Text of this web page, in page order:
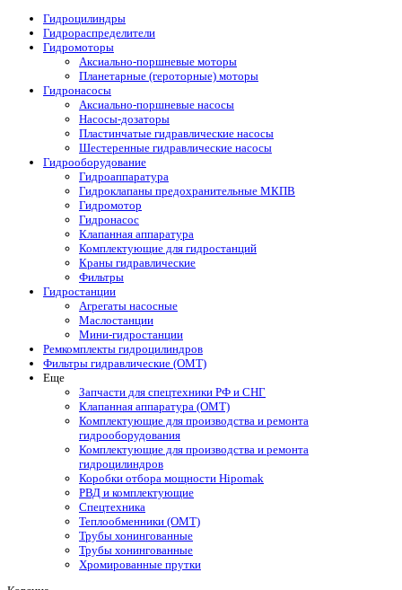
Гидроцилиндры
Гидрораспределители
Гидромоторы
Аксиально-поршневые моторы
Планетарные (героторные) моторы
Гидронасосы
Аксиально-поршневые насосы
Насосы-дозаторы
Пластинчатые гидравлические насосы
Шестеренные гидравлические насосы
Гидрооборудование
Гидроаппаратура
Гидроклапаны предохранительные МКПВ
Гидромотор
Гидронасос
Клапанная аппаратура
Комплектующие для гидростанций
Краны гидравлические
Фильтры
Гидростанции
Агрегаты насосные
Маслостанции
Мини-гидростанции
Ремкомплекты гидроцилиндров
Фильтры гидравлические (OMT)
Еще
Запчасти для спецтехники РФ и СНГ
Клапанная аппаратура (OMT)
Комплектующие для производства и ремонта
гидрооборудования
Комплектующие для производства и ремонта
гидроцилиндров
Коробки отбора мощности Hipomak
РВД и комплектующие
Спецтехника
Теплообменники (OMT)
Трубы хонингованные
Трубы хонингованные
Хромированные прутки